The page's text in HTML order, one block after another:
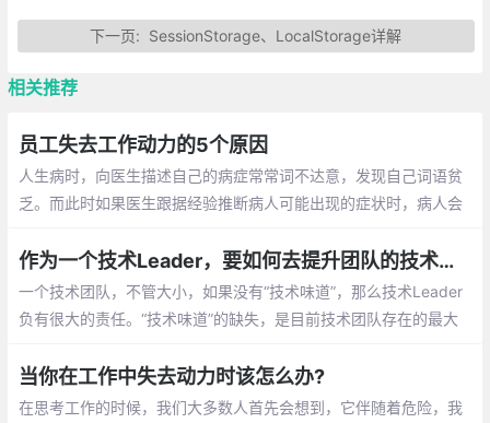
下一页: SessionStorage、LocalStorage详解
相关推荐
员工失去工作动力的5个原因
人生病时，向医生描述自己的病症常常词不达意，发现自己词语贫
乏。而此时如果医生跟据经验推断病人可能出现的症状时，病人会
这样的症状。
作为一个技术Leader，要如何去提升团队的技术氛围
一个技术团队，不管大小，如果没有“技术味道”，那么技术Leader
负有很大的责任。“技术味道”的缺失，是目前技术团队存在的最大
细节，绩效完全和业务KPI绑定
当你在工作中失去动力时该怎么办?
在思考工作的时候，我们大多数人首先会想到，它伴随着危险，我